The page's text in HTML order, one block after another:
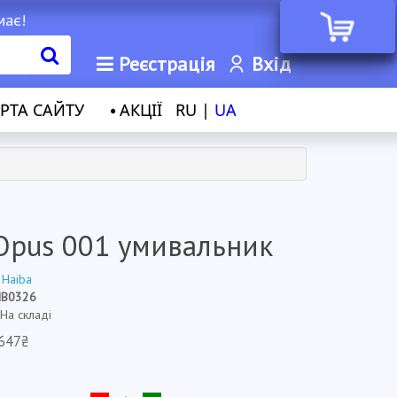
Реєстрація Вхід
САЙТУ АКЦІЇ RU | UA
001 умивальник
Haiba
складі